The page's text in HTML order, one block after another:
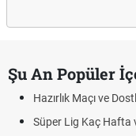
Şu An Popüler
Hazırlık Maçı ve
Süper Lig Kaç Hafta